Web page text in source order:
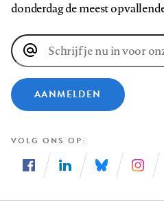
donderdag de meest
E-
mailadres
AANMELDEN
VOLG ONS OP
ons
ons
ons
ons